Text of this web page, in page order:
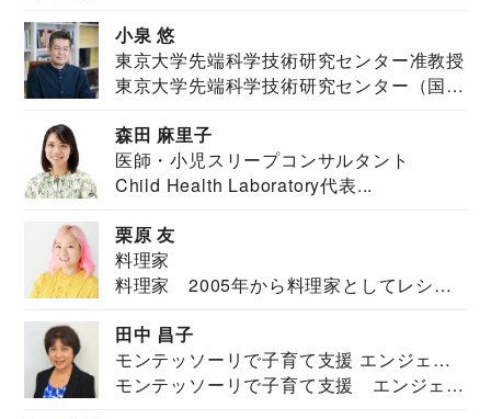
小泉 悠
東京大学先端科学技術研究センター准教授
東京大学先端科学技術研究センター（国際
森田 麻里子
医師・小児スリープコンサルタント
Child Health Laboratory代表...
栗原 友
料理家
料理家 2005年から料理家としてレシピ
田中 昌子
モンテッソーリで子育て支援 エンジェル
ズハウス研究所所長
モンテッソーリで子育て支援 エンジェル